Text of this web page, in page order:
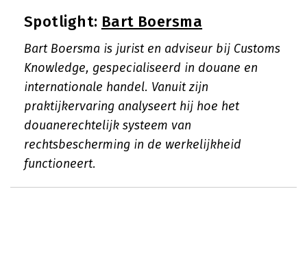
Spotlight: Bart Boersma
Bart Boersma is jurist en adviseur bij Customs
Knowledge, gespecialiseerd in douane en
internationale handel. Vanuit zijn
praktijkervaring analyseert hij hoe het
douanerechtelijk systeem van
rechtsbescherming in de werkelijkheid
functioneert.